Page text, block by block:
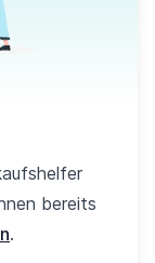
bereits
.